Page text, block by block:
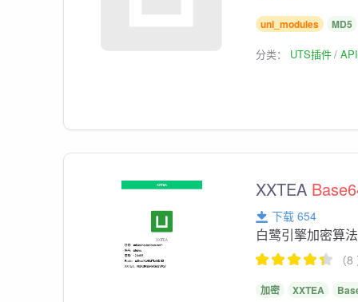
uni_modules MD5
分类： UTS插件
XXTEA
下载 654
白鹭引擎加密算
（
加密 XXTEA